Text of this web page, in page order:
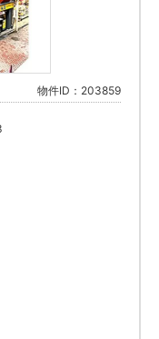
物件ID：203859